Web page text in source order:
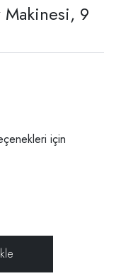
Makinesi, 9
için